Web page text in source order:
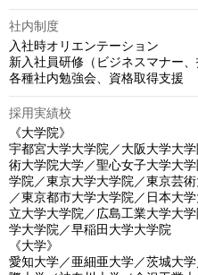
社内制度
入社時オリエンテーション
新入社員研修（ビジネスマナー、
各種社内勉強会、資格取得支援
採用実績校
《大学院》
宇都宮大学大学院／大阪大学大
術大学院大学／聖心女子大学大
学院／東京大学大学院／東京芸
／東京都市大学大学院／日本大
立大学大学院／広島工業大学大
学大学院／早稲田大学大学院
《大学》
愛知大学／亜細亜大学／茨城大